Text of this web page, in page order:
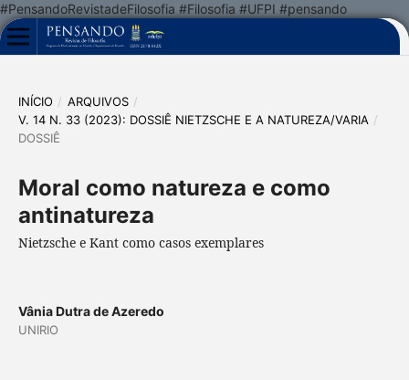
#PensandoRevistadeFilosofia #Filosofia #UFPI #pensando
INÍCIO / ARQUIVOS /
V. 14 N. 33 (2023): DOSSIÊ NIETZSCHE E A NATUREZA/VARIA /
DOSSIÊ
Moral como natureza e como
antinatureza
Nietzsche e Kant como casos exemplares
Vânia Dutra de Azeredo
UNIRIO